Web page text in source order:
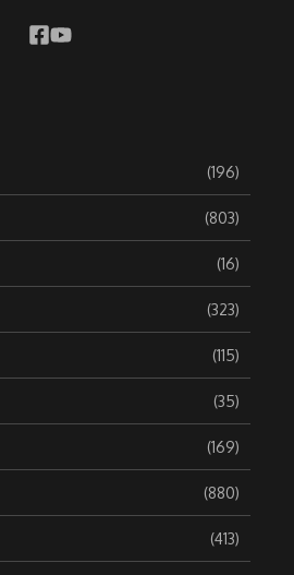
(196)
(803)
(16)
(323)
(115)
(35)
(169)
(880)
(413)